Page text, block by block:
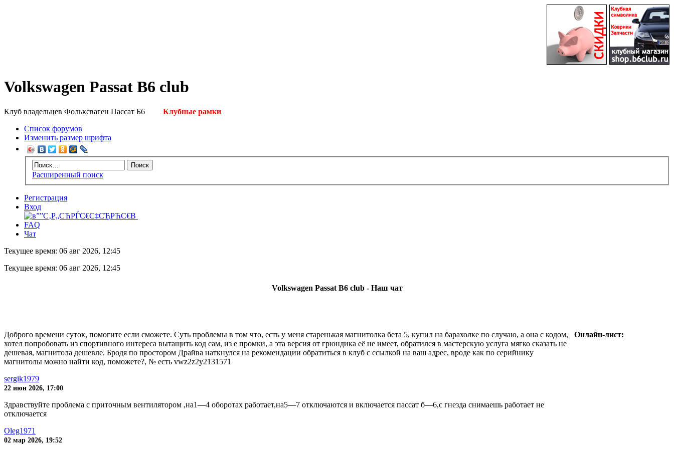
Volkswagen Passat B6 club
Клуб владельцев Фольксваген Пассат Б6
Клубные рамки
Список форумов
Изменить размер шрифта
Расширенный поиск
Регистрация
Вход
FAQ
Чат
Текущее время: 06 авг 2026, 12:45
Текущее время: 06 авг 2026, 12:45
Volkswagen Passat B6 club - Наш чат
Доброго времени суток, помогите если сможете. Cуть проблемы в том что, есть у меня старенькая магнитолка бета 5, купил на барахолке по случаю, а она с кодом,
хотел попробовать из спортивного интереса вытащить код сам, из е промки, а эта версия от грюндика её не имеет, обратился в мастерскую услуга мягко сказать не
дешевая, магнитола дешевле. Бродя по простором Драйва наткнулся на рекомендации обратиться в клуб с ссылкой на ваш адрес, вроде как по серийнику
магнитолы можно найти код, поможете?, № есть vwz2z2y2131571
sergik1979
22 июн 2026, 17:00
Здравствуйте проблема с приточным вентилятором ,на1—4 оборотах работает,на5—7 отключаются и включается пассат б—6,с гнезда снимаешь работает не
отключается
Oleg1971
02 мар 2026, 19:52
Онлайн-лист: